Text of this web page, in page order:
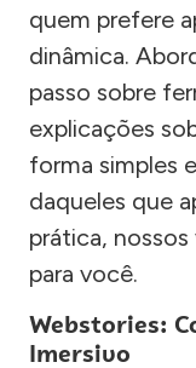
quem prefere
dinâmica.
passo sobre
explicações
forma simples
daqueles que
prática,
para você.
Webstories:
Imersivo